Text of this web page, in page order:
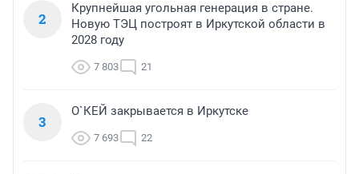
2
Крупнейшая угольная генерация в стране.
Новую ТЭЦ построят в Иркутской области в
2028 году
7 803 21
3
О`КЕЙ закрывается в Иркутске
7 693 22